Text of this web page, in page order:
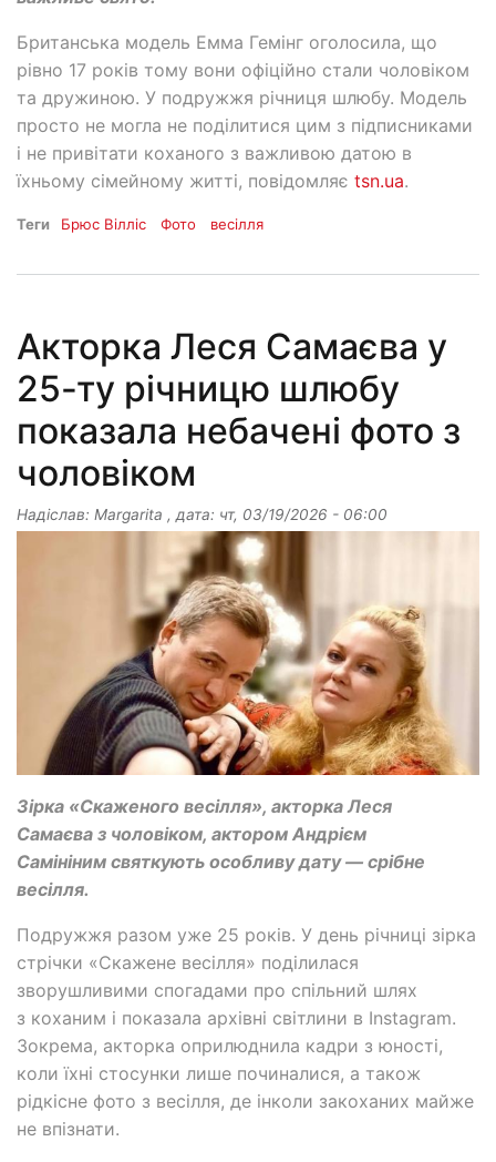
Британська модель Емма Гемінг оголосила, що
рівно 17 років тому вони офіційно стали чоловіком
та дружиною. У подружжя річниця шлюбу. Модель
просто не могла не поділитися цим з підписниками
і не привітати коханого з важливою датою в
їхньому сімейному житті, повідомляє tsn.ua.
Теги Брюс Вілліс Фото весілля
Акторка Леся Самаєва у
25-ту річницю шлюбу
показала небачені фото з
чоловіком
Надіслав: Margarita , дата: чт, 03/19/2026 - 06:00
Зірка «Скаженого весілля», акторка Леся
Самаєва з чоловіком, актором Андрієм
Самініним святкують особливу дату — срібне
весілля.
Подружжя разом уже 25 років. У день річниці зірка
стрічки «Скажене весілля» поділилася
зворушливими спогадами про спільний шлях
з коханим і показала архівні світлини в Instagram.
Зокрема, акторка оприлюднила кадри з юності,
коли їхні стосунки лише починалися, а також
рідкісне фото з весілля, де інколи закоханих майже
не впізнати.